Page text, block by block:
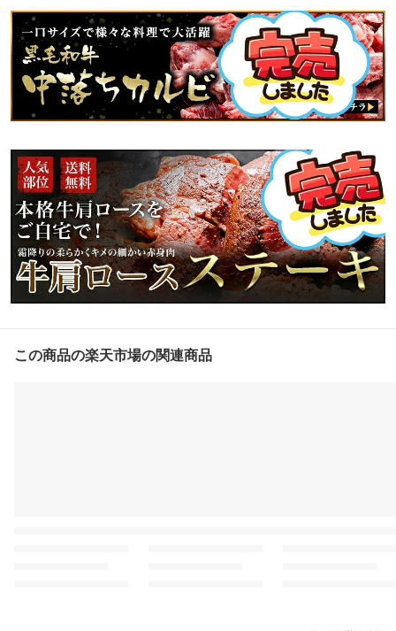
この商品の楽天市場の関連商品